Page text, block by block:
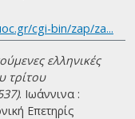
cgi-bin/zap/za...
ελληνικές
τρίτου
. Ιωάννινα :
Επετηρίς